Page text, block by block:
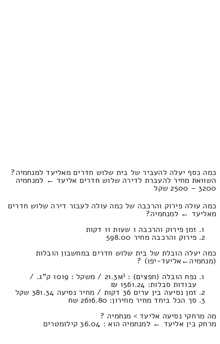
כמה כסף יעלה להעביר של בית שלוש חדרים מאליעד למנחמיה?
השוואת מחיר להעברת לדירה שלוש חדרים אליעד ← למנחמיה
3200 – 2500 שקל
כמה עולה פירוק והרכבה של כמה עולה לעבור דירה שלוש חדרים
מאליעד ← למנחמיה?
זמן פירוק והרכבה 1 שעות 11 דקות
פירוק והרכבה מחיר 598.00
כמה יעלה הובלת של בית שלוש חדרים במחשבון הובלות
(מנחמיה‎←‏אליעד-יפו) ?
נפח הובלה (חפצים) : 21.3м³ / משקל : 1019 ק”ג. /
עבודות סבלות: 1561.24 ₪
זמן נסיעה בין ערים 36 דקות / מחיר נסיעה 381.34 שקל
סך הכל ביחד מחיר מחירון: 2616.80 שח
מה מרחקי נסיעה אליעד > מנחמיה ?
מרחק בין אליעד ← למנחמיה הוא : 36.04 קילומטרים